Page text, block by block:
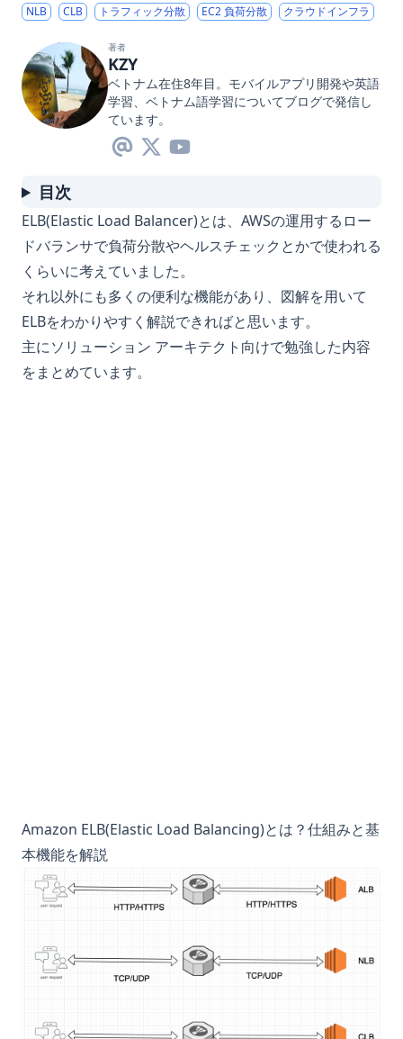
NLB
CLB トラフィック分散 EC2 負荷分散 クラウドインフラ
著者
KZY
ベトナム在住8年目。モバイルアプリ開発や英語
学習、ベトナム語学習についてブログで発信し
ています。
目次
ELB(Elastic Load Balancer)とは、AWSの運用するロー
ドバランサで負荷分散やヘルスチェックとかで使われる
くらいに考えていました。
それ以外にも多くの便利な機能があり、図解を用いて
ELBをわかりやすく解説できればと思います。
主にソリューション アーキテクト向けで勉強した内容
をまとめています。
Amazon ELB(Elastic Load Balancing)とは？仕組みと基
本機能を解説